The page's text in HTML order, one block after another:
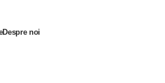
Despre noi